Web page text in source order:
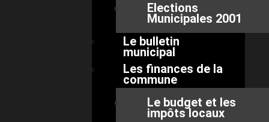
Elections
Municipales 2001
Le bulletin
municipal
Les finances de la
commune
Le budget et les
impôts locaux